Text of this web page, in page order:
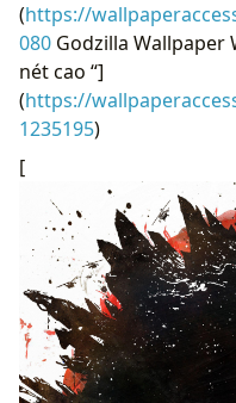
(https://
080 Godzilla Wallpaper
nét cao “]
(https://
1235195)
[